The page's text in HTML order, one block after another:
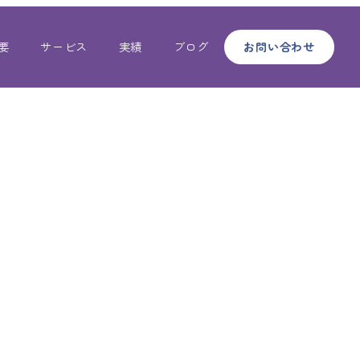
サービス 実績 ブログ お問い合わせ